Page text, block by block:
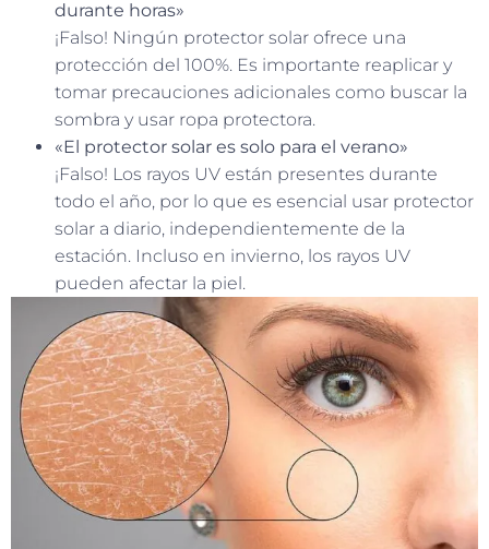
durante horas»
¡Falso! Ningún protector solar ofrece una
protección del 100%. Es importante reaplicar y
tomar precauciones adicionales como buscar la
sombra y usar ropa protectora.
«El protector solar es solo para el verano»
¡Falso! Los rayos UV están presentes durante
todo el año, por lo que es esencial usar protector
solar a diario, independientemente de la
estación. Incluso en invierno, los rayos UV
pueden afectar la piel.